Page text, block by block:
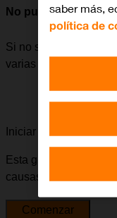
No puedo enviar ni
Si no se puede
varias causas
Iniciar la guía para
Esta guía te va a
causas y soluciones
Comenzar
saber más,
política de